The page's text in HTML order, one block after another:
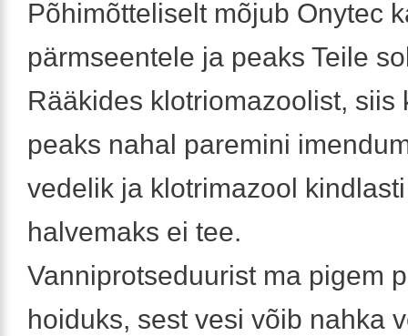
Põhimõtteliselt mõjub Onytec
pärmseentele ja peaks Teile
Rääkides klotriomazoolist, siis
peaks nahal paremini
vedelik ja klotrimazool
halvemaks ei tee.
Vanniprotseduurist ma pigem
hoiduks, sest vesi võib nahka